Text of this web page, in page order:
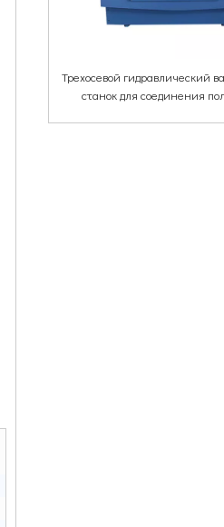
Трехосевой гидравлический
станок для соединения